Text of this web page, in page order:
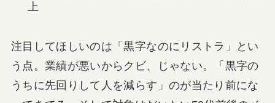
上
注目してほしいのは「黒字なのにリストラ」とい
う点。業績が悪いからクビ、じゃない。「黒字の
うちに先回りして人を減らす」のが当たり前にな